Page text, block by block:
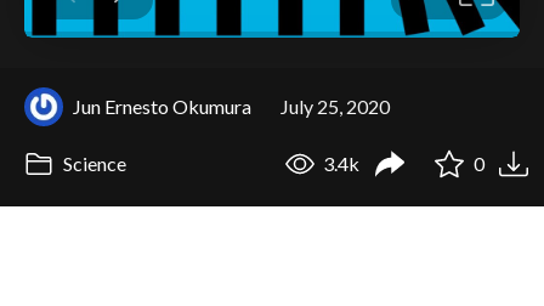
Jun Ernesto Okumura July 25, 2020
Science 3.4k 0